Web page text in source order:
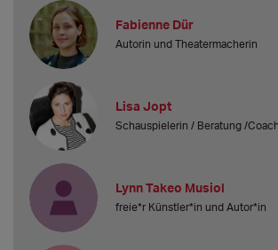
Fabienne Dür
Autorin und Theatermacherin
Lisa Jopt
Schauspielerin / Beratung /
Lynn Takeo Musiol
freie*r Künstler*in und Autor*in